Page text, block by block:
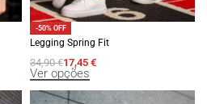
-50% OFF
Legging Spring Fit
34,90€17,45 €
Ver opções